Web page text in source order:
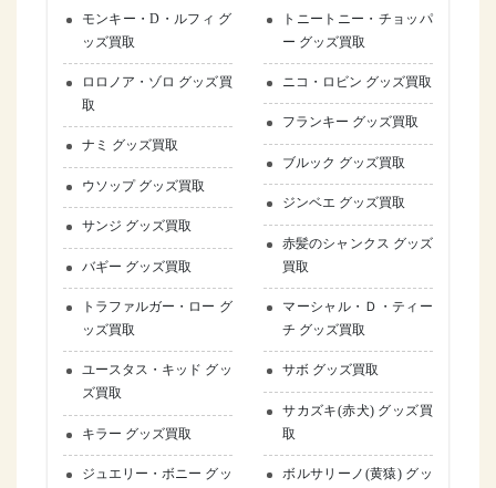
モンキー・D・ルフィ グ
ッズ買取
ロロノア・ゾロ グッズ買
取
ナミ グッズ買取
ウソップ グッズ買取
サンジ グッズ買取
バギー グッズ買取
トラファルガー・ロー グ
ッズ買取
ユースタス・キッド グッ
ズ買取
キラー グッズ買取
ジュエリー・ボニー グッ
トニートニー・チョッパ
ー グッズ買取
ニコ・ロビン グッズ買取
フランキー グッズ買取
ブルック グッズ買取
ジンベエ グッズ買取
赤髪のシャンクス グッズ
買取
マーシャル・Ｄ・ティー
チ グッズ買取
サボ グッズ買取
サカズキ(赤犬) グッズ買
取
ボルサリーノ(黄猿) グッ